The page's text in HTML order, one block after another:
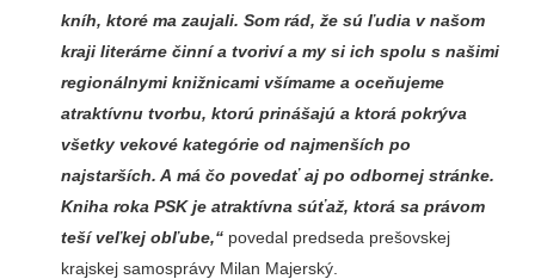
kníh, ktoré ma zaujali. Som rád, že sú ľudia v našom
kraji literárne činní a tvoriví a my si ich spolu s našimi
regionálnymi knižnicami všímame a oceňujeme
atraktívnu tvorbu, ktorú prinášajú a ktorá pokrýva
všetky vekové kategórie od najmenších po
najstarších. A má čo povedať aj po odbornej stránke.
Kniha roka PSK je atraktívna súťaž, ktorá sa právom
teší veľkej obľube,“povedal predseda prešovskej
krajskej samosprávy Milan Majerský.